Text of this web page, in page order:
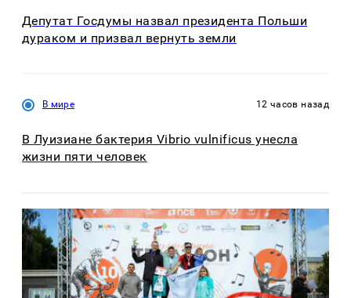
Депутат Госдумы назвал президента Польши
дураком и призвал вернуть земли
В мире 12 часов назад
В Луизиане бактерия Vibrio vulnificus унесла
жизни пяти человек